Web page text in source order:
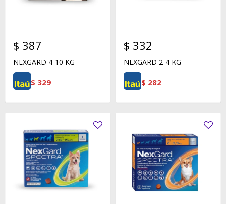
$ 387
NEXGARD 4-10 KG
$ 329
$ 332
NEXGARD 2-4 KG
$ 282